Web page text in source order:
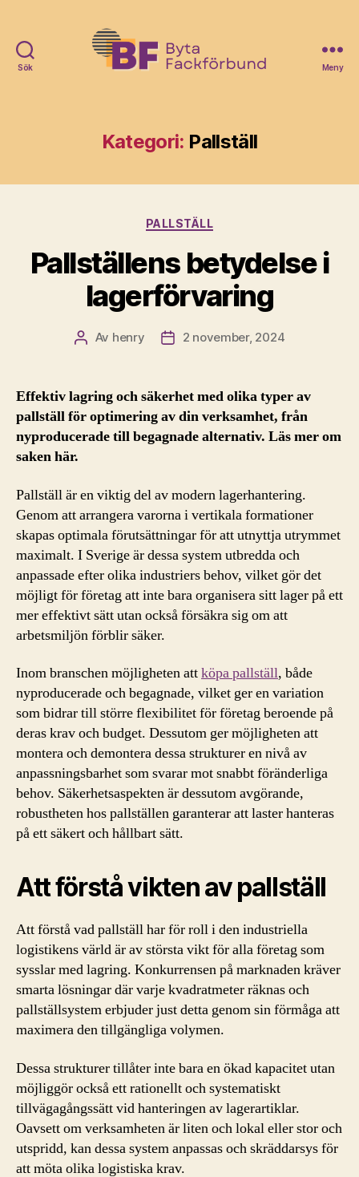
Sök Meny
Kategori: Pallställ
Kategorier
PALLSTÄLL
Pallställens betydelse i
lagerförvaring
Inläggsförfattare
Av henry Inläggsdatum
2 november, 2024
Effektiv lagring och säkerhet med olika typer av
pallställ för optimering av din verksamhet, från
nyproducerade till begagnade alternativ. Läs mer om
saken här.
Pallställ är en viktig del av modern lagerhantering.
Genom att arrangera varorna i vertikala formationer
skapas optimala förutsättningar för att utnyttja utrymmet
maximalt. I Sverige är dessa system utbredda och
anpassade efter olika industriers behov, vilket gör det
möjligt för företag att inte bara organisera sitt lager på ett
mer effektivt sätt utan också försäkra sig om att
arbetsmiljön förblir säker.
Inom branschen möjligheten attköpa pallställ, både
nyproducerade och begagnade, vilket ger en variation
som bidrar till större flexibilitet för företag beroende på
deras krav och budget. Dessutom ger möjligheten att
montera och demontera dessa strukturer en nivå av
anpassningsbarhet som svarar mot snabbt föränderliga
behov. Säkerhetsaspekten är dessutom avgörande,
robustheten hos pallställen garanterar att laster hanteras
på ett säkert och hållbart sätt.
Att förstå vikten av pallställ
Att förstå vad pallställ har för roll i den industriella
logistikens värld är av största vikt för alla företag som
sysslar med lagring. Konkurrensen på marknaden kräver
smarta lösningar där varje kvadratmeter räknas och
pallställsystem erbjuder just detta genom sin förmåga att
maximera den tillgängliga volymen.
Dessa strukturer tillåter inte bara en ökad kapacitet utan
möjliggör också ett rationellt och systematiskt
tillvägagångssätt vid hanteringen av lagerartiklar.
Oavsett om verksamheten är liten och lokal eller stor och
utspridd, kan dessa system anpassas och skräddarsys för
att möta olika logistiska krav.